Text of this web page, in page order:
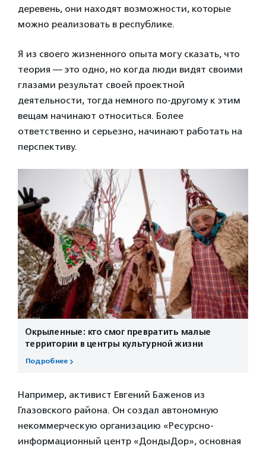
деревень, они находят возможности, которые
можно реализовать в республике.
Я из своего жизненного опыта могу сказать, что
теория — это одно, но когда люди видят своими
глазами результат своей проектной
деятельности, тогда немного по-другому к этим
вещам начинают относиться. Более
ответственно и серьезно, начинают работать на
перспективу.
Окрыленные: кто смог превратить малые
территории в центры культурной жизни
Подробнее
Например, активист Евгений Баженов из
Глазовского района. Он создал автономную
некоммерческую организацию «Ресурсно-
информационный центр «ДондыДор», основная